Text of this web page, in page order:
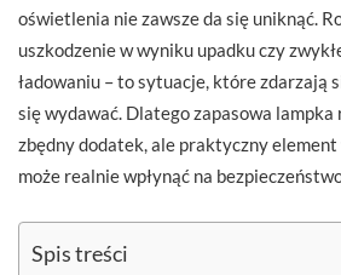
oświetlenia nie zawsze da się uniknąć.
uszkodzenie w wyniku upadku czy
ładowaniu – to sytuacje, które zdarzają
się wydawać. Dlatego zapasowa
zbędny dodatek, ale praktyczny
może realnie wpłynąć na
Spis treści